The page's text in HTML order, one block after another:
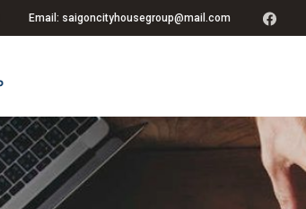
Email: saigoncityhousegroup@mail.com